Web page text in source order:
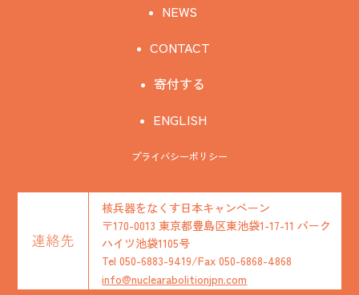
NEWS
CONTACT
寄付する
ENGLISH
プライバシーポリシー
連絡先
核兵器をなくす日本キャンペーン
〒170-0013 東京都豊島区東池袋1-17-11 パーク
ハイツ池袋1105号
Tel 050-6883-9419/Fax 050-6868-4868
info@nuclearabolitionjpn.com